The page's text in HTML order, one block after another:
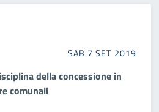
SAB 7 SET 2019
della concessione in
comunali